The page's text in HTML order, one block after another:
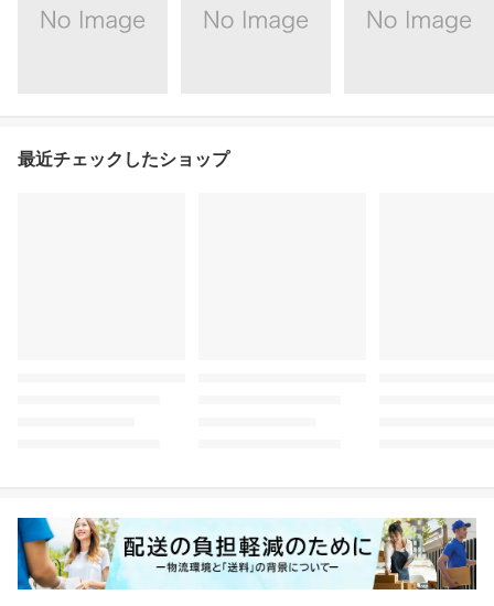
最近チェックしたショップ